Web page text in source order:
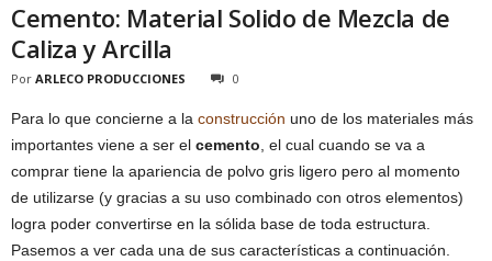
Cemento: Material Solido de Mezcla de
Caliza y Arcilla
Por ARLECO PRODUCCIONES 0
Para lo que concierne a la construcción uno de los materiales más
importantes viene a ser el cemento , el cual cuando se va a
comprar tiene la apariencia de polvo gris ligero pero al momento
de utilizarse (y gracias a su uso combinado con otros elementos)
logra poder convertirse en la sólida base de toda estructura.
Pasemos a ver cada una de sus características a continuación.